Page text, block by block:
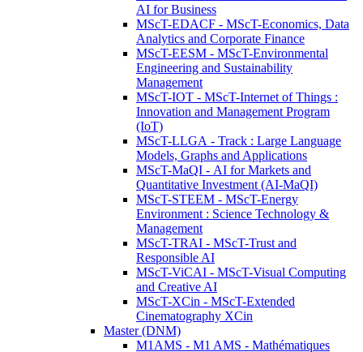
AI for Business
MScT-EDACF - MScT-Economics, Data
Analytics and Corporate Finance
MScT-EESM - MScT-Environmental
Engineering and Sustainability
Management
MScT-IOT - MScT-Internet of Things :
Innovation and Management Program
(IoT)
MScT-LLGA - Track : Large Language
Models, Graphs and Applications
MScT-MaQI - AI for Markets and
Quantitative Investment (AI-MaQI)
MScT-STEEM - MScT-Energy
Environment : Science Technology &
Management
MScT-TRAI - MScT-Trust and
Responsible AI
MScT-ViCAI - MScT-Visual Computing
and Creative AI
MScT-XCin - MScT-Extended
Cinematography XCin
Master (DNM)
M1AMS - M1 AMS - Mathématiques